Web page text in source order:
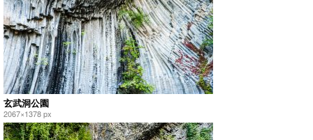
玄武洞公園
2067×1378 px